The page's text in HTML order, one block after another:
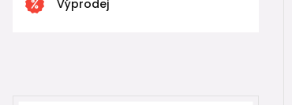
Výprodej